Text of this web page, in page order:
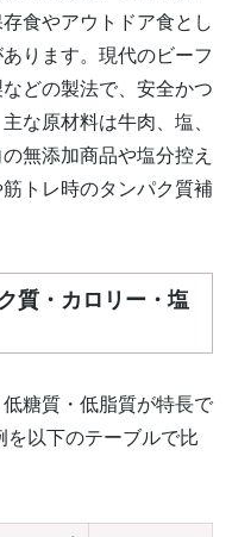
食やアウトドア食とし
ります。現代のビーフ
どの製法で、安全かつ
な原材料は牛肉、塩、
無添加商品や塩分控え
トレ時のタンパク質補
質・カロリー・塩
糖質・低脂質が特長で
以下のテーブルで比